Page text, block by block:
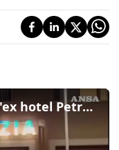
Roma, la polizia sgombera l'ex hotel Petra nel quartiere Romanina